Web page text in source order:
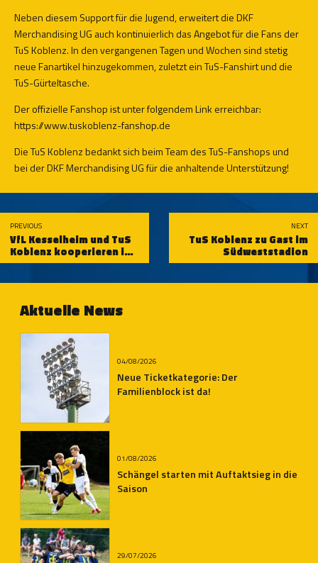
Neben diesem Support für die Jugend, erweitert die DKF
Merchandising UG auch kontinuierlich das Angebot für die Fans der
TuS Koblenz. In den vergangenen Tagen und Wochen sind stetig
neue Fanartikel hinzugekommen, zuletzt ein TuS-Fanshirt und die
TuS-Gürteltasche.
Der offizielle Fanshop ist unter folgendem Link erreichbar:
https://www.tuskoblenz-fanshop.de
Die TuS Koblenz bedankt sich beim Team des TuS-Fanshops und
bei der DKF Merchandising UG für die anhaltende Unterstützung!
PREVIOUS
VfL Kesselheim und TuS
Koblenz kooperieren im
jüngeren Jugendbereich
NEXT
TuS Koblenz zu Gast im
Südweststadion
Aktuelle News
04/08/2026
Neue Ticketkategorie: Der
Familienblock ist da!
01/08/2026
Schängel starten mit Auftaktsieg in die
Saison
29/07/2026